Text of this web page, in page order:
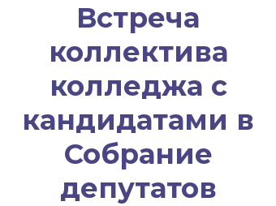
Встреча
коллектива
колледжа с
кандидатами в
Собрание
депутатов